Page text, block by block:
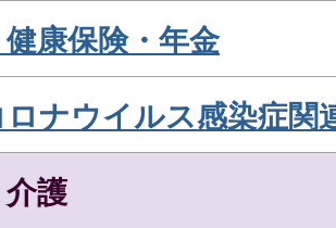
健康保険・年金
ロナウイルス感染症関
護